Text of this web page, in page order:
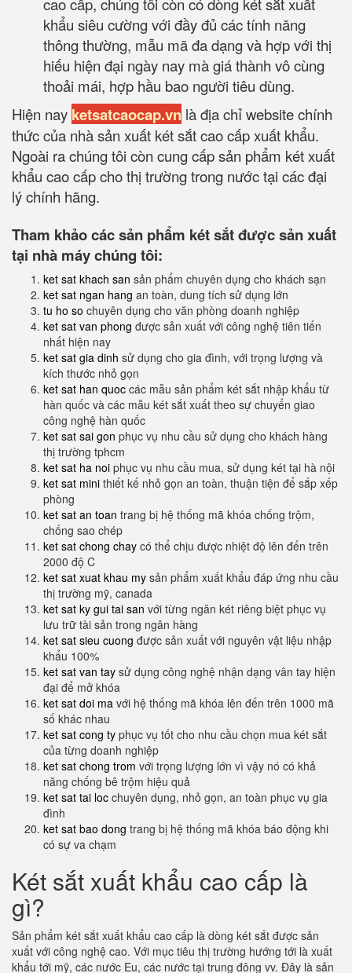
khẩu siêu cường với đầy đủ các tính năng
thông thường, mẫu mã đa dạng và hợp với thị
hiếu hiện đại ngày nay mà giá thành vô cùng
thoải mái, hợp hầu bao người tiêu dùng.
Hiện nay ketsatcaocap.vn là địa chỉ website chính
thức của nhà sản xuất két sắt cao cấp xuất khẩu.
Ngoài ra chúng tôi còn cung cấp sản phẩm két xuất
khẩu cao cấp cho thị trường trong nước tại các đại
lý chính hãng.
Tham khảo các sản phẩm két sắt được sản xuất
tại nhà máy chúng tôi:
ket sat khach san sản phẩm chuyên dụng cho khách sạn
ket sat ngan hang an toàn, dung tích sử dụng lớn
tu ho so chuyên dụng cho văn phòng doanh nghiệp
ket sat van phong được sản xuất với công nghệ tiên tiến
nhất hiện nay
ket sat gia dinh sử dụng cho gia đình, với trọng lượng và
kích thước nhỏ gọn
ket sat han quoc các mẫu sản phẩm két sắt nhập khẩu từ
hàn quốc và các mẫu két sắt xuất theo sự chuyển giao
công nghệ hàn quốc
ket sat sai gon phục vụ nhu cầu sử dụng cho khách hàng
thị trường tphcm
ket sat ha noi phục vụ nhu cầu mua, sử dụng két tại hà nội
ket sat mini thiết kế nhỏ gọn an toàn, thuận tiện để sắp xếp
phòng
ket sat an toan trang bị hệ thống mã khóa chống trộm,
chống sao chép
ket sat chong chay có thể chịu được nhiệt độ lên đến trên
2000 độ C
ket sat xuat khau my sản phẩm xuất khẩu đáp ứng nhu cầu
thị trường mỹ, canada
ket sat ky gui tai san với từng ngăn két riêng biệt phục vụ
lưu trữ tài sản trong ngân hàng
ket sat sieu cuong được sản xuất với nguyên vật liệu nhập
khẩu 100%
ket sat van tay sử dụng công nghệ nhận dạng vân tay hiện
đại để mở khóa
ket sat doi ma với hệ thống mã khóa lên đến trên 1000 mã
số khác nhau
ket sat cong ty phục vụ tốt cho nhu cầu chọn mua két sắt
của từng doanh nghiệp
ket sat chong trom với trọng lượng lớn vì vậy nó có khả
năng chống bê trộm hiệu quả
ket sat tai loc chuyên dụng, nhỏ gọn, an toàn phục vụ gia
đình
ket sat bao dong trang bị hệ thống mã khóa báo động khi
có sự va chạm
Két sắt xuất khẩu cao cấp là
gì?
Sản phẩm két sắt xuất khẩu cao cấp là dòng két sắt được sản
xuất với công nghệ cao. Với mục tiêu thị trường hướng tới là xuất
khẩu tới mỹ, các nước Eu, các nước tại trung đông vv. Đây là sản